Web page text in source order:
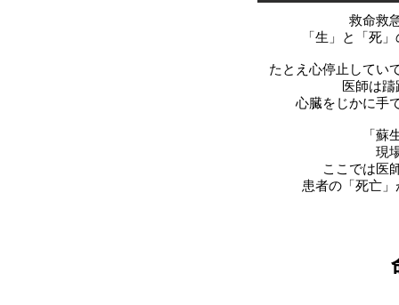
救命救
「生」と「死
たとえ心停止してい
医師は
心臓をじかに手
「蘇
現
ここでは医
患者の「死亡